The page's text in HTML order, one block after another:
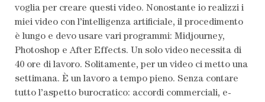
voglia per creare questi video. Nonostante io realizzi i
miei video con l’intelligenza artificiale, il procedimento
è lungo e devo usare vari programmi: Midjourney,
Photoshop e After Effects. Un solo video necessita di
40 ore di lavoro. Solitamente, per un video ci metto una
settimana. È un lavoro a tempo pieno. Senza contare
tutto l’aspetto burocratico: accordi commerciali, e-